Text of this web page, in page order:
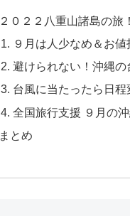
２０２２八重山諸島の旅
９月は人少なめ＆お
避けられない！沖縄の
台風に当たったら日
全国旅行支援 ９月の
まとめ